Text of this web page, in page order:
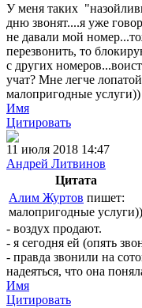
У меня таких
дню звонят....я уже
не давали мой
перезвонить, то
с других
учат? Мне легче
малопригодные услуги))
Имя
Цитировать
11 июля 2018 14:47
Андрей Литвинов
Цитата
Алим Журтов пишет:
малопригодные услуги))
- воздух продают.
- я сегодня ей (опять
- правда звонили на
надеяться, что она
Имя
Цитировать